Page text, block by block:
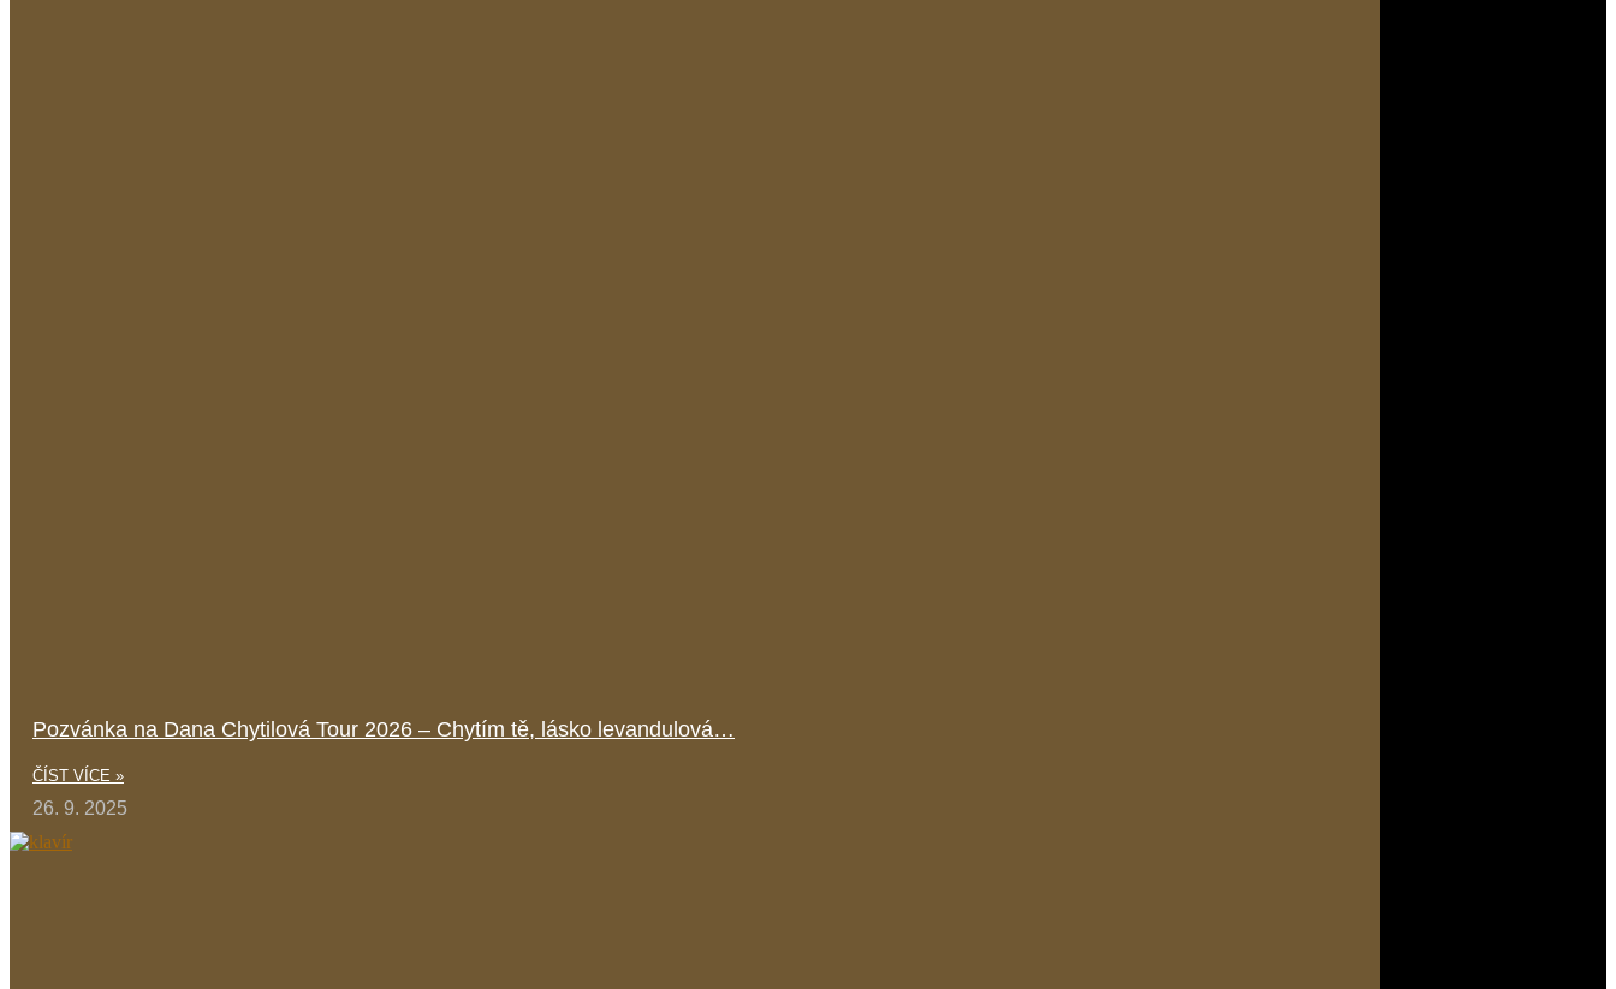
Pozvánka na Dana Chytilová Tour 2026 – Chytím tě, lásko levandulová…
ČÍST VÍCE »
26. 9. 2025